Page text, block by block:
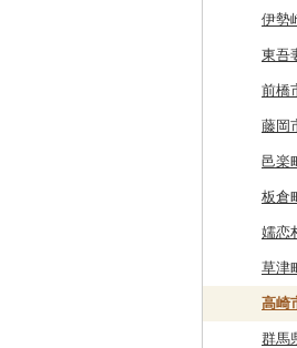
三笠市
東川町
厚真町
奥尻町
網走市
浦河町
広尾町
中札内
滝川市
比布町
平川
蓬田
中泊
外ヶ
つが
弘前
鰺ヶ
むつ
田舎
青森
一関
久慈
西和
北上
平泉
洋野
大船
山田
大槌
宮城
亘理
蔵王
女川
気仙
美里
松島
大和
大郷
南三
五城
北秋
八峰
鹿角
大仙
八郎
鮭川
大蔵
山辺
戸沢
舟形
最上
真室
寒河
西川
高畠
南会
田村
磐梯
三春
本宮
柳津
鮫川
福島
新地
葛尾
龍ケ
守谷
常陸
笠間
行方
結城
城里
水戸
鉾田
桜川
鹿沼
下野
益子
芳賀
野木
伊勢
東吾
前橋
藤岡
邑楽
板倉
嬬恋
草津
高崎
群馬